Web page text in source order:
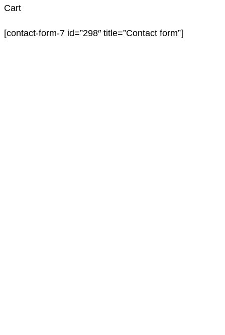
Cart
[contact-form-7 id=”298″ title=”Contact form”]